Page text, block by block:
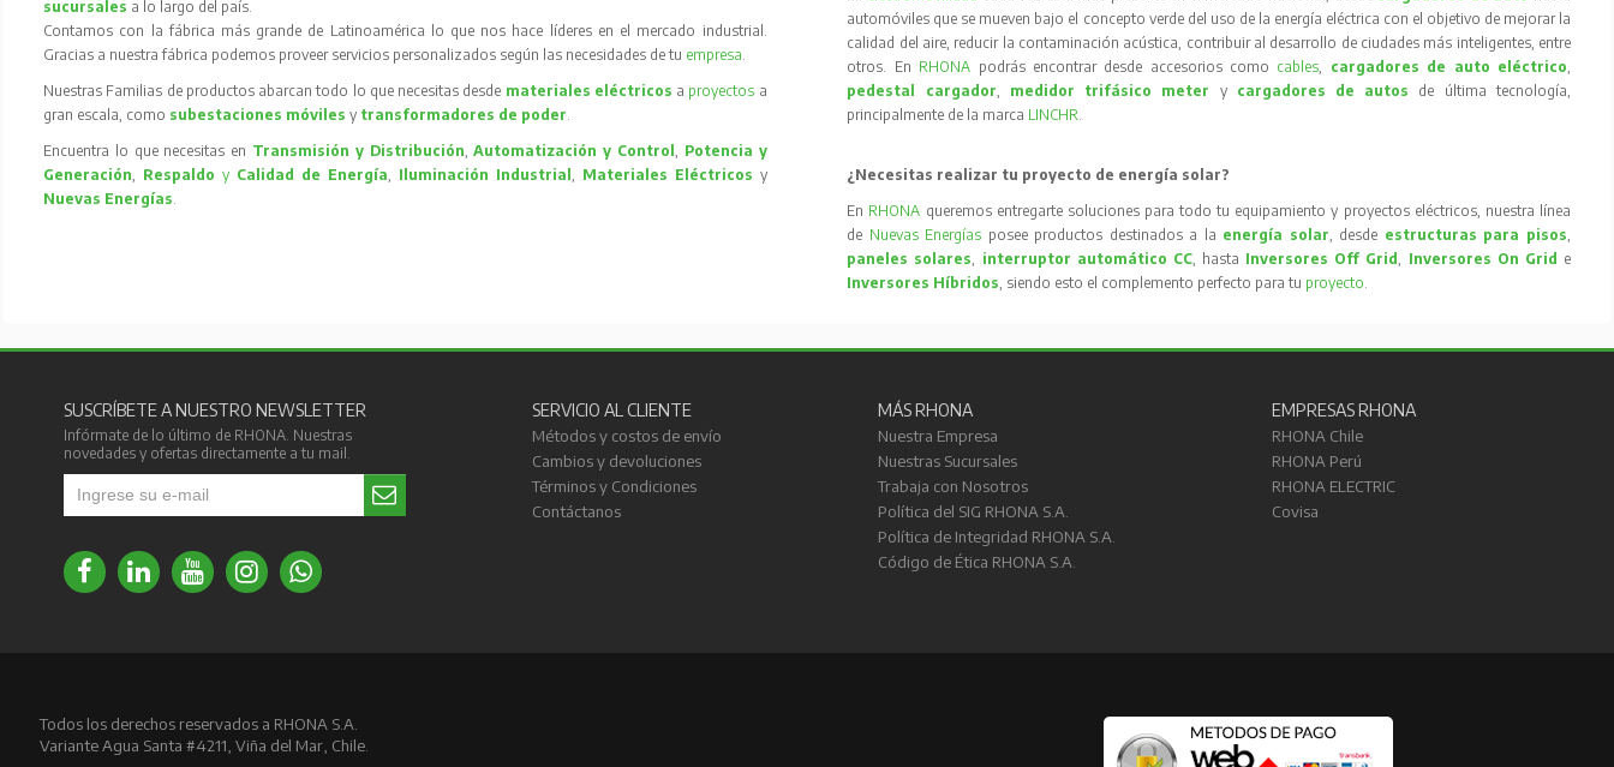
sucursales a lo largo del país.
Contamos con la fábrica más grande de Latinoamérica lo que nos hace líderes en el mercado industrial.
Gracias a nuestra fábrica podemos proveer servicios personalizados según las necesidades de tu empresa.
Nuestras Familias de productos abarcan todo lo que necesitas desde materiales eléctricos a proyectos a
gran escala, como subestaciones móvilesy transformadores de poder.
Encuentra lo que necesitas en Transmisión y Distribución,Automatización y Control, Potencia y
Generación, Respaldo y Calidad de Energía, Iluminación Industrial , Materiales Eléctricos y
Nuevas Energías.
automóviles que se mueven bajo el concepto verde del uso de la energía eléctrica con el objetivo de mejorar la
calidad del aire, reducir la contaminación acústica, contribuir al desarrollo de ciudades más inteligentes, entre
otros. En RHONA podrás encontrar desde accesorios como cables, cargadores de auto eléctrico,
pedestal cargador, medidor trifásico meter y cargadores de autos
de última tecnología,
principalmente de la marca LINCHR.
¿Necesitas realizar tu proyecto de energía solar?
En RHONA queremos entregarte soluciones para todo tu equipamiento y proyectos eléctricos, nuestra línea
de Nuevas Energías posee productos destinados a la energía solar, desde estructuras para pisos,
paneles solares, interruptor automático CC, hasta Inversores Off Grid, Inversores On Grid e
Inversores Híbridos, siendo esto el complemento perfecto para tu proyecto.
SUSCRÍBETE A NUESTRO NEWSLETTER
Infórmate de lo último de RHONA. Nuestras
novedades y ofertas directamente a tu mail.
SERVICIO AL CLIENTE
Métodos y costos de envío
Cambios y devoluciones
Términos y Condiciones
Contáctanos
MÁS RHONA
Nuestra Empresa
Nuestras Sucursales
Trabaja con Nosotros
Política del SIG RHONA S.A.
Política de Integridad RHONA S.A.
Código de Ética RHONA S.A.
EMPRESAS RHONA
RHONA Chile
RHONA Perú
RHONA ELECTRIC
Covisa
Todos los derechos reservados a RHONA S.A.
Variante Agua Santa #4211, Viña del Mar, Chile.